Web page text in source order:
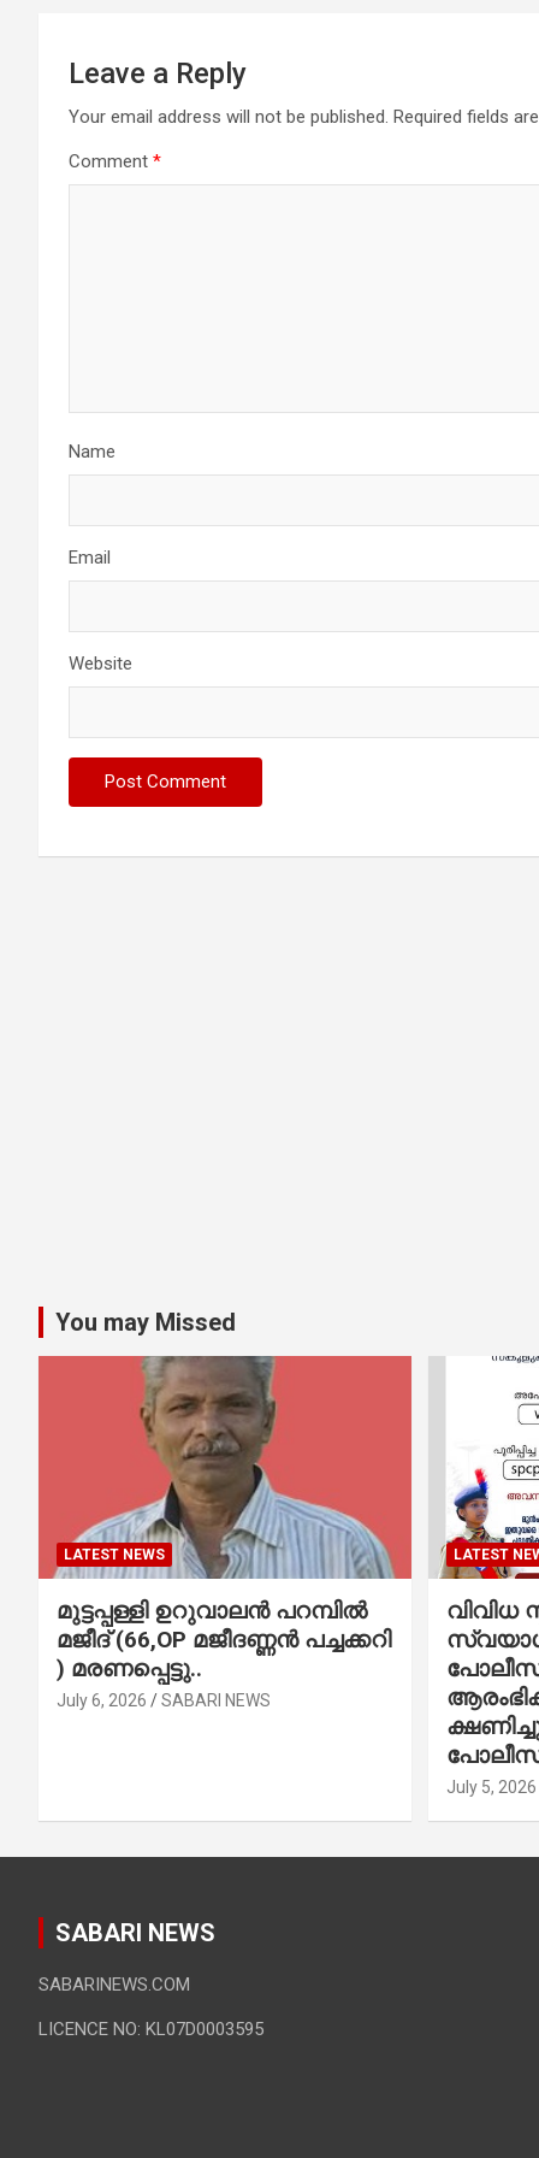
Leave a Reply
Your email address will not be published. Required fields
Comment *
Name
Email
Website
You may Missed
LATEST NEWS
മുട്ടപ്പള്ളി ഉറുവാലൻ പറമ്പിൽ
മജീദ് (66,OP മജീദണ്ണൻ പച്ചക്കറി
) മരണപ്പെട്ടു..
July 6, 2026 SABARI NEWS
LATEST
വിവിധ
പോലീസ്
July 5, 2026
SABARI NEWS
SABARINEWS.COM
LICENCE NO: KL07D0003595